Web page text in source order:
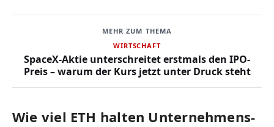
MEHR ZUM THEMA
WIRTSCHAFT
SpaceX-Aktie unterschreitet erstmals den IPO-
Preis – warum der Kurs jetzt unter Druck steht
Wie viel ETH halten Unternehmens-